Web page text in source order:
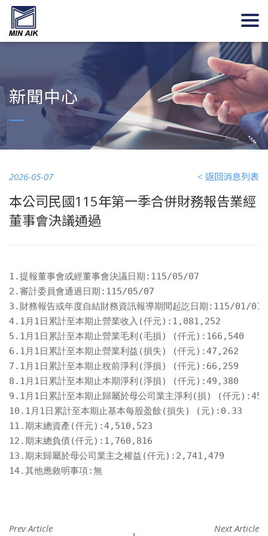
新聞中心
2026-05-07 < 返回消息列表
本公司民國115年第一季合併財務報告業經
董事會決議通過
1.提報董事會或經董事會決議日期:115/05/07
2.審計委員會通過日期:115/05/07
3.財務報告或年度自結財務資訊報導期間起訖日期:115/01/
4.1月1日累計至本期止營業收入(仟元):1,081,252
5.1月1日累計至本期止營業毛利(毛損) (仟元):166,540
6.1月1日累計至本期止營業利益(損失) (仟元):47,262
7.1月1日累計至本期止稅前淨利(淨損) (仟元):66,259
8.1月1日累計至本期止本期淨利(淨損) (仟元):49,380
9.1月1日累計至本期止歸屬於母公司業主淨利(損) (仟元
10.1月1日累計至本期止基本每股盈餘(損失) (元):0.33
11.期末總資產(仟元):4,510,523
12.期末總負債(仟元):1,760,816
13.期末歸屬於母公司業主之權益(仟元):2,741,479
14.其他應敘明事項:無
Prev Article Next Article